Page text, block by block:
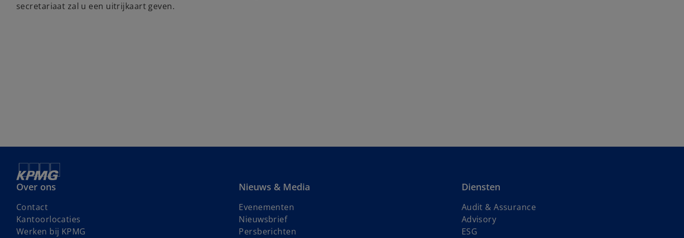
secretariaat zal u een uitrijkaart geven.
Over ons
Contact
Kantoorlocaties
Werken bij KPMG
Nieuws & Media
Evenementen
Nieuwsbriefo
p
Persberichten
Diensten
Audit & Assurance
Advisory
ESG